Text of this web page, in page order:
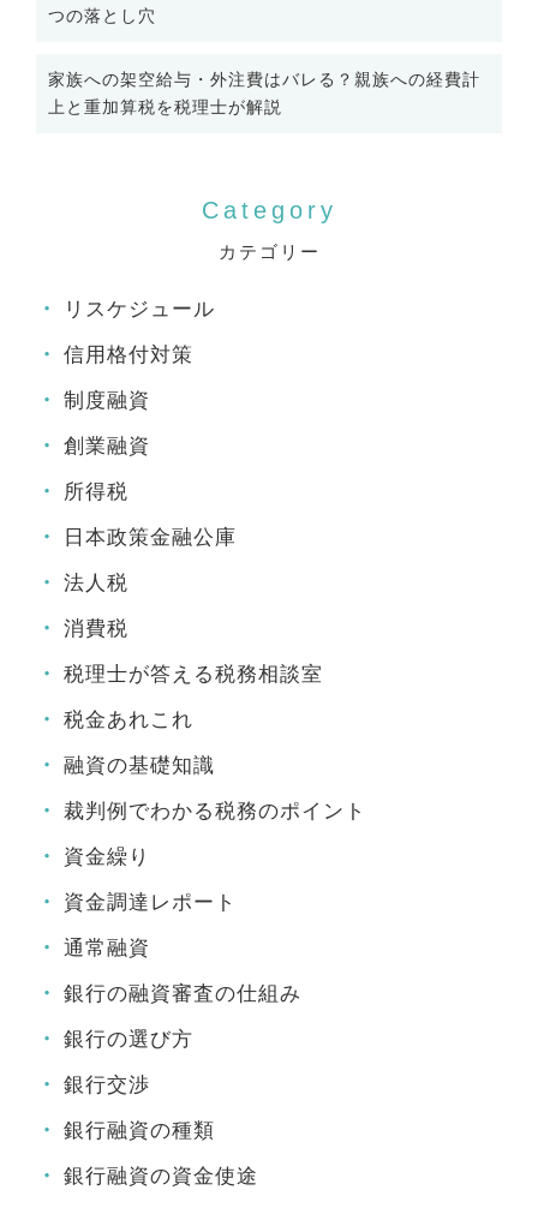
つの落とし穴
家族への架空給与・外注費はバレる？親族への経費計
上と重加算税を税理士が解説
カテゴリー
リスケジュール
信用格付対策
制度融資
創業融資
所得税
日本政策金融公庫
法人税
消費税
税理士が答える税務相談室
税金あれこれ
融資の基礎知識
裁判例でわかる税務のポイント
資金繰り
資金調達レポート
通常融資
銀行の融資審査の仕組み
銀行の選び方
銀行交渉
銀行融資の種類
銀行融資の資金使途